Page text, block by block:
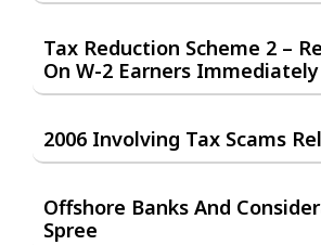
Tax Reduction Scheme 2 –
On W-2 Earners Immediately
2006 Involving Tax Scams
Offshore Banks And
Spree